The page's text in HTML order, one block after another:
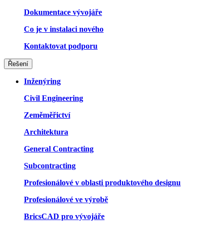
Dokumentace vývojáře
Co je v instalaci nového
Kontaktovat podporu
Řešení
Inženýring
Civil Engineering
Zeměměřictví
Architektura
General Contracting
Subcontracting
Profesionálové v oblasti produktového designu
Profesionálové ve výrobě
BricsCAD pro vývojáře